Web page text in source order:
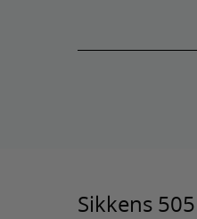
Sikkens